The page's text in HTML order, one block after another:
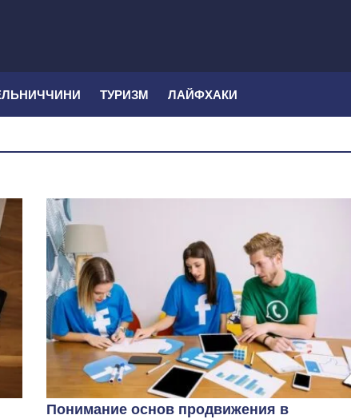
ТУРИЗМ ЛАЙФХАКИ
Понимание основ продвижения в